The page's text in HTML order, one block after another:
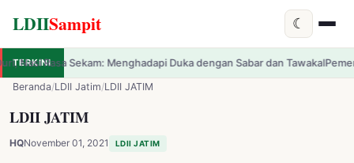
LDIISampit ☾
LDIISampit
TERKINI Duka dengan Sabar dan TawakalPemerintah Resmi
Beranda/LDII Jatim/LDII JATIM
LDII JATIM
HQNovember 01, 2021 LDII JATIM